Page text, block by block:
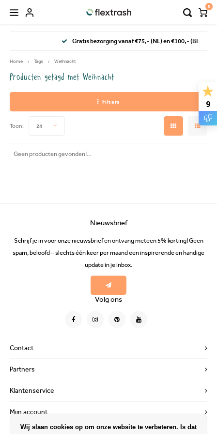
9
Hoofdmenu / flextrash prullenbakken
FLEXTRASH SMALL
FLEXTRASH LARGE
Hoofdmenu / camping prullenbak
0
Gratis bezorging vanaf €75,- (NL) en €100,- (BE & DE)
Home Tags Weihnacht
Producten getagd met Weihnacht
Filters
Toon: 24
Geen producten gevonden!...
Contact
Nieuwsbrief
Schrijf je in voor onze nieuwsbrief en ontvang meteen 5% korting! Geen
spam, beloofd – slechts één keer per maand een inspirerende en handige
update in je inbox.
Volg ons
Partners
Klantenservice
Mijn account
Wij slaan cookies op om onze website te verbeteren. Is dat